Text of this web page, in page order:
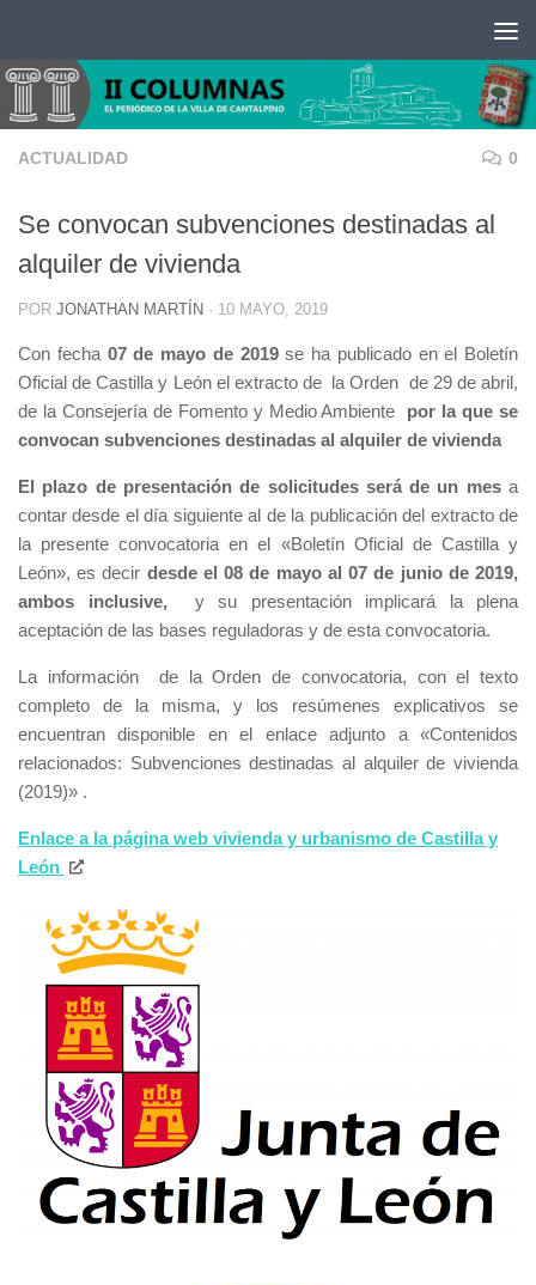
ACTUALIDAD 0
Se convocan subvenciones destinadas al
alquiler de vivienda
POR JONATHAN MARTÍN · 10 MAYO, 2019
Con fecha 07 de mayo de 2019se ha publicado en el Boletín
Oficial de Castilla y León el extracto de la Orden de 29 de abril,
de la Consejería de Fomento y Medio Ambiente por la que se
convocan subvenciones destinadas al alquiler de vivienda
El plazo de presentación de solicitudes será de un mesa
contar desde el día siguiente al de la publicación del extracto de
la presente convocatoria en el «Boletín Oficial de Castilla y
León», es decir desde el 08 de mayo al 07 de junio de 2019,
ambos inclusive,
y su presentación implicará la plena
aceptación de las bases reguladoras y de esta convocatoria.
La información de la Orden de convocatoria, con el texto
completo de la misma, y los resúmenes explicativos se
encuentran disponible en el enlace adjunto a «Contenidos
relacionados: Subvenciones destinadas al alquiler de vivienda
(2019)» .
Enlace a la página web vivienda y urbanismo de Castilla y
León